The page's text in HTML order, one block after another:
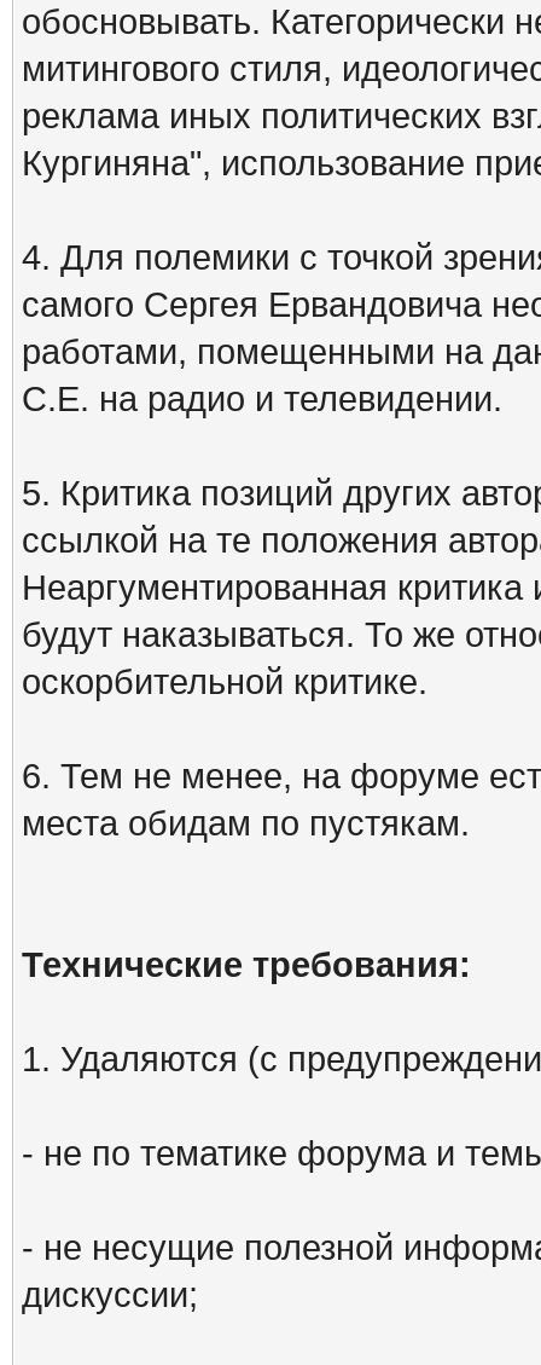
обосновывать. Категорически
митингового стиля,
реклама иных политических
Кургиняна", использование
4. Для полемики с точкой
самого Сергея Ервандовича
работами, помещенными на
С.Е. на радио и телевидении.
5. Критика позиций других
ссылкой на те положения
Неаргументированная
будут наказываться. То же
оскорбительной критике.
6. Тем не менее, на форуме
места обидам по пустякам.
Технические требования:
1. Удаляются (с
- не по тематике форума и
- не несущие полезной
дискуссии;